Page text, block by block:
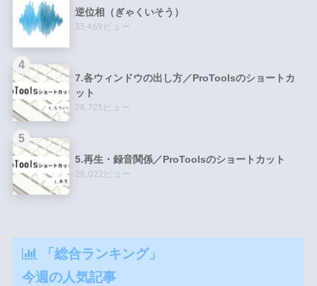
逆位相（ぎゃくいそう）
33,469ビュー
7.各ウィンドウの出し方／ProToolsのショートカ
ット
28,723ビュー
5.再生・録音関係／ProToolsのショートカット
28,022ビュー
「総合ランキング」
今週の人気記事